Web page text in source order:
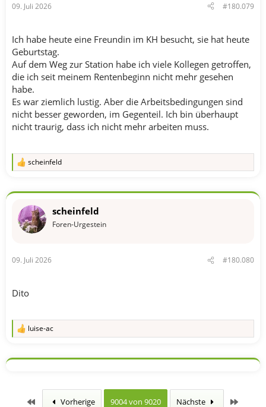
09. Juli 2026 #180.079
Ich habe heute eine Freundin im KH besucht, sie hat heute
Geburtstag.
Auf dem Weg zur Station habe ich viele Kollegen getroffen,
die ich seit meinem Rentenbeginn nicht mehr gesehen
habe.
Es war ziemlich lustig. Aber die Arbeitsbedingungen sind
nicht besser geworden, im Gegenteil. Ich bin überhaupt
nicht traurig, dass ich nicht mehr arbeiten muss.
R
k
o
:
scheinfeld
scheinfeld
Foren-Urgestein
09. Juli 2026 #180.080
Dito
R
k
luise-ac
Erste Vorherige 9004 von 9020 Nächste